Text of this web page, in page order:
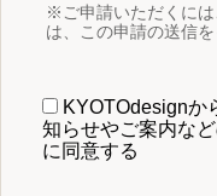
※ご申請いただくに
は、この申請の送信
KYOTOdesignか
知らせやご案内な
に同意する